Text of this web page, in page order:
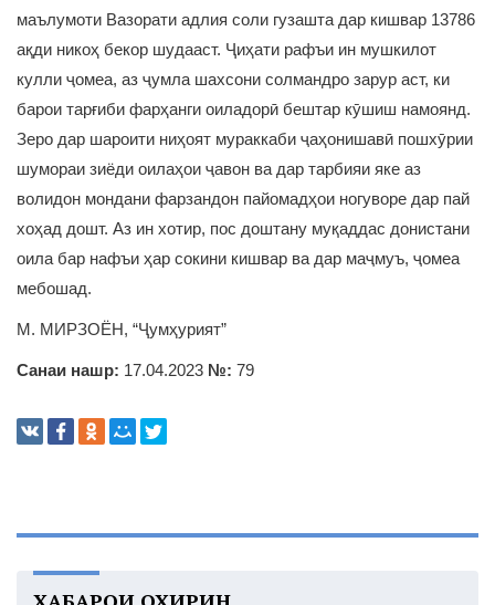
маълумоти Вазорати адлия соли гузашта дар кишвар 13786
ақди никоҳ бекор шудааст. Ҷиҳати рафъи ин мушкилот
кулли ҷомеа, аз ҷумла шахсони солмандро зарур аст, ки
барои тарғиби фарҳанги оиладорӣ бештар кӯшиш намоянд.
Зеро дар шароити ниҳоят мураккаби ҷаҳонишавӣ пошхӯрии
шумораи зиёди оилаҳои ҷавон ва дар тарбияи яке аз
волидон мондани фарзандон пайомадҳои ногуворе дар пай
хоҳад дошт. Аз ин хотир, пос доштану муқаддас донистани
оила бар нафъи ҳар сокини кишвар ва дар маҷмуъ, ҷомеа
мебошад.
М. МИРЗОЁН, “Ҷумҳурият”
Санаи нашр: 17.04.2023 №: 79